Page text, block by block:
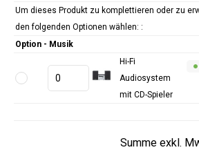
Um dieses Produkt zu komplettieren oder zu
den folgenden Optionen wählen: :
Option - Musik
Hi-Fi
Audiosystem
mit CD-Spieler
Summe exkl.